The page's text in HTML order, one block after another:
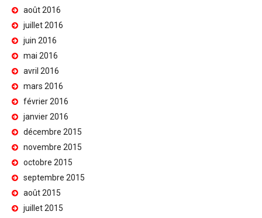
août 2016
juillet 2016
juin 2016
mai 2016
avril 2016
mars 2016
février 2016
janvier 2016
décembre 2015
novembre 2015
octobre 2015
septembre 2015
août 2015
juillet 2015